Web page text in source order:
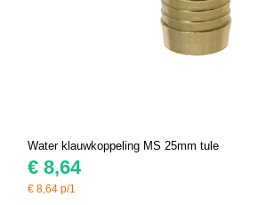
Water klauwkoppeling MS 25mm tule
€ 8,64
€8,64 p/1